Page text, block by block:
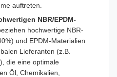
auftreten.
NBR/EPDM-
hochwertige NBR-
und EPDM-Materialien
Lieferanten (z.B.
die eine optimale
Öl, Chemikalien,